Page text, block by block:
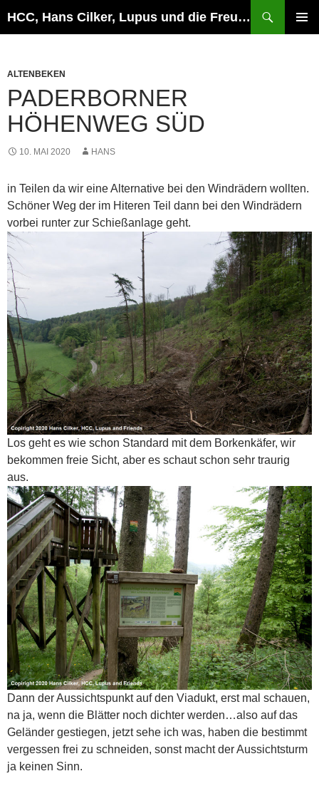
Inhalt
HCC, Hans Cilker, Lupus und die Freunde
ALTENBEKEN
PADERBORNER
HÖHENWEG SÜD
10. MAI 2020 HANS
in Teilen da wir eine Alternative bei den Windrädern wollten.
Schöner Weg der im Hiteren Teil dann bei den Windrädern
vorbei runter zur Schießanlage geht.
Los geht es wie schon Standard mit dem Borkenkäfer, wir
bekommen freie Sicht, aber es schaut schon sehr traurig
aus.
Dann der Aussichtspunkt auf den Viadukt, erst mal schauen,
na ja, wenn die Blätter noch dichter werden…also auf das
Geländer gestiegen, jetzt sehe ich was, haben die bestimmt
vergessen frei zu schneiden, sonst macht der Aussichtsturm
ja keinen Sinn.